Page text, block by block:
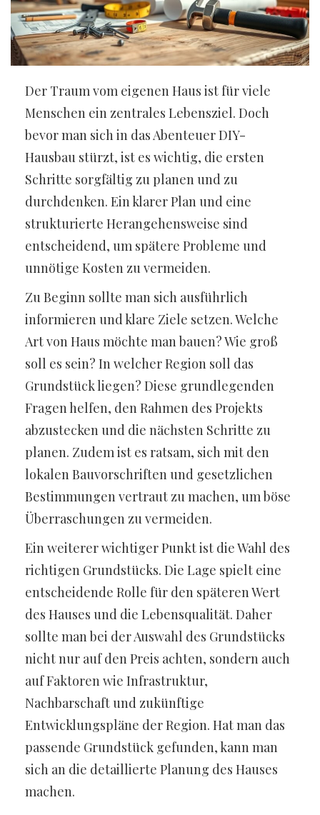
Der Traum vom eigenen Haus ist für viele
Menschen ein zentrales Lebensziel. Doch
bevor man sich in das Abenteuer DIY-
Hausbau stürzt, ist es wichtig, die ersten
Schritte sorgfältig zu planen und zu
durchdenken. Ein klarer Plan und eine
strukturierte Herangehensweise sind
entscheidend, um spätere Probleme und
unnötige Kosten zu vermeiden.
Zu Beginn sollte man sich ausführlich
informieren und klare Ziele setzen. Welche
Art von Haus möchte man bauen? Wie groß
soll es sein? In welcher Region soll das
Grundstück liegen? Diese grundlegenden
Fragen helfen, den Rahmen des Projekts
abzustecken und die nächsten Schritte zu
planen. Zudem ist es ratsam, sich mit den
lokalen Bauvorschriften und gesetzlichen
Bestimmungen vertraut zu machen, um böse
Überraschungen zu vermeiden.
Ein weiterer wichtiger Punkt ist die Wahl des
richtigen Grundstücks. Die Lage spielt eine
entscheidende Rolle für den späteren Wert
des Hauses und die Lebensqualität. Daher
sollte man bei der Auswahl des Grundstücks
nicht nur auf den Preis achten, sondern auch
auf Faktoren wie Infrastruktur,
Nachbarschaft und zukünftige
Entwicklungspläne der Region. Hat man das
passende Grundstück gefunden, kann man
sich an die detaillierte Planung des Hauses
machen.